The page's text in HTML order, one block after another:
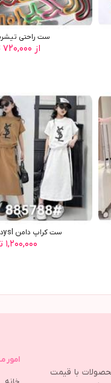
ست راحتی
از ۷۲۰,۰۰۰ تومان
ست کراپ دامن yslدخترونه(9744)
۱,۲۰۰,۰۰۰ تومان
با قیمت
امور